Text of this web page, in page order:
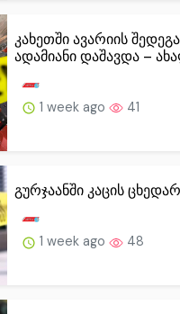
კახეთში ავარიის
ადამიანი დაშავდა –
1 week ago 41
გურჯაანში კაცის
1 week ago 48